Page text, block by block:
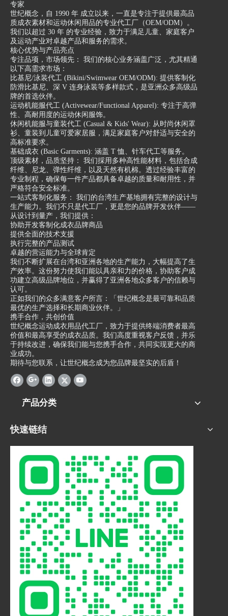
专家
世纪概念，自 1990 年 成立以来，一直是专注于提供最高品
质成衣素材和运动休闲用品的专业代工厂（OEM/ODM）。
我们以超过 30 年 的专业经验，致力于满足儿童、家庭客户
及运动产业对卓越产品和服务的需求。
核心优势与产品亮点
专注品项，市场领先： 我们的核心业务涵盖广泛，尤其精通
以下高需求市场：
比基尼/泳装代工 (Bikini/Swimwear OEM/ODM): 提供客制化
防滑比基尼、深 V 连身泳装等多样款式，是亚洲众多高级品
牌的首选伙伴。
运动机能服代工 (Activewear/Functional Apparel): 专注于高弹
性、高耐用度的运动休闲服饰。
休闲机能服与童装代工 (Casual & Kids' Wear): 从时尚休闲罩
衫、童装到儿童可爱家居服，满足家庭客户对舒适与安全的
高标准要求。
基础成衣 (Basic Garments): 涵盖 T 恤、针车代工等服务。
顶级素材，品质坚持： 我们採用多种高性能材料，包括合成
纤维、尼龙、弹性纤维，以及天然有机棉。透过经验丰富的
专业制程，确保每一件产品都具备卓越的质量和耐用性，并
严格符合安全标准。
一站式客制化服务： 我们的台湾生产基地拥有完整的设计与
生产能力。我们不只是代工厂，更是您的品牌开发伙伴——
从设计到量产，我们提供：
协助开发客制化成衣品牌商品
提供全面的技术支援
执行完整的产品测试
卓越的营运能力与全球肯定
我们不断扩展在台湾和亚洲各地的生产能力，大幅提高了生
产效率。这份努力使我们能以具亲和力的价格，协助客户成
功建立高级品牌地位，并赢得了亚洲各地众多客户的信赖与
认可。
正如我们的众多满意客户所言：「世纪概念是最可靠和品质
最优的生产选择和长期商业伙伴。」
携手合作，共创价值
世纪概念运动成衣用品代工厂，致力于提供终端消费者最高
价值和最高享受的成衣品质。我们高度重视客户反馈，并乐
于持续改进，确保我们能与您携手合作，共同实现更大的商
业成功。
期待与您联系，让世纪概念成为您品牌最坚实的后盾！
产品分类
快速链结